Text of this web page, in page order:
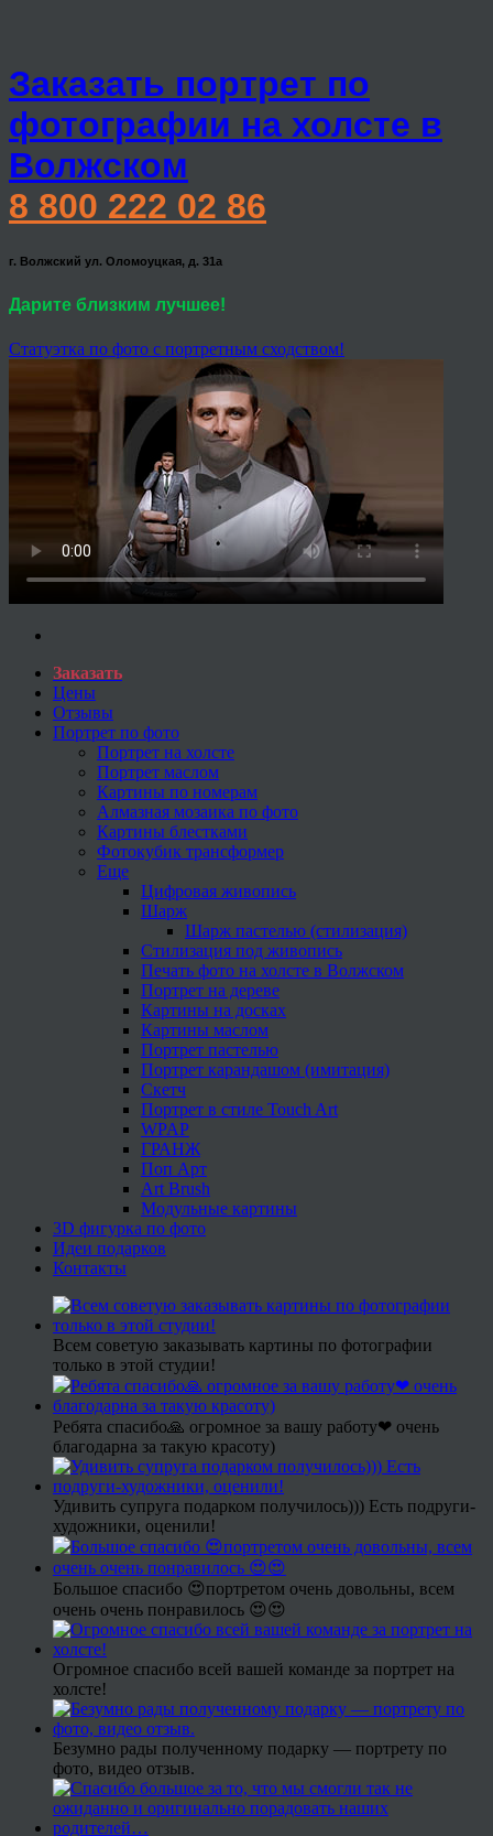
Заказать портрет по
фотографии на холсте в
Волжском
8 800 222 02 86
г. Волжский ул. Оломоуцкая, д. 31а
Дарите близким лучшее!
Статуэтка по фото с портретным сходством!
Заказать
Цены
Отзывы
Портрет по фото
Портрет на холсте
Портрет маслом
Картины по номерам
Алмазная мозаика по фото
Картины блестками
Фотокубик трансформер
Еще
Цифровая живопись
Шарж
Шарж пастелью (стилизация)
Стилизация под живопись
Печать фото на холсте в Волжском
Портрет на дереве
Картины на досках
Картины маслом
Портрет пастелью
Портрет карандашом (имитация)
Скетч
Портрет в стиле Touch Art
WPAP
ГРАНЖ
Поп Арт
Art Brush
Модульные картины
3D фигурка по фото
Идеи подарков
Контакты
Всем советую заказывать картины по фотографии
только в этой студии!
Ребята спасибо🙏 огромное за вашу работу❤ очень
благодарна за такую красоту)
Удивить супруга подарком получилось))) Есть подруги-
художники, оценили!
Большое спасибо 😍портретом очень довольны, всем
очень очень понравилось 😍😍
Огромное спасибо всей вашей команде за портрет на
холсте!
Безумно рады полученному подарку — портрету по
фото, видео отзыв.